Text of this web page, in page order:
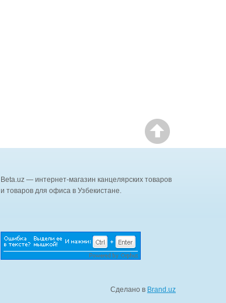
Beta.uz — интернет-магазин канцелярских товаров
и товаров для офиса в Узбекистане.
Сделано в Brand.uz